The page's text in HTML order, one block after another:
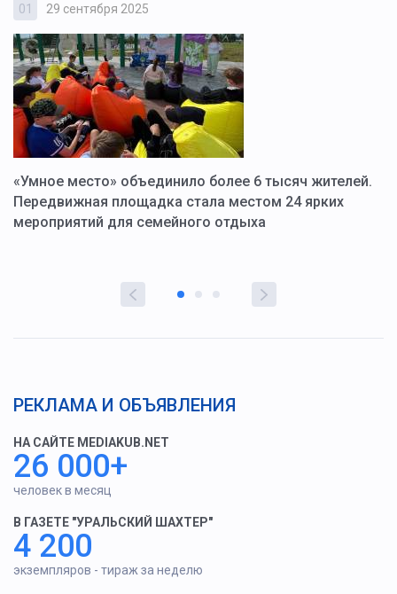
01 29 сентября 2025
«Умное место» объединило более 6 тысяч жителей.
Передвижная площадка стала местом 24 ярких
мероприятий для семейного отдыха
РЕКЛАМА И ОБЪЯВЛЕНИЯ
НА САЙТЕ MEDIAKUB.NET
26 000+
человек в месяц
В ГАЗЕТЕ "УРАЛЬСКИЙ ШАХТЕР"
4 200
экземпляров - тираж за неделю